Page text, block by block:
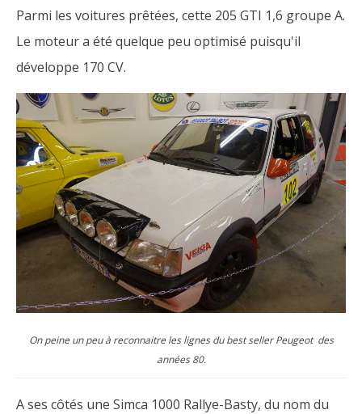
Parmi les voitures prêtées, cette 205 GTI 1,6 groupe A.
Le moteur a été quelque peu optimisé puisqu'il
développe 170 CV.
On peine un peu à reconnaitre les lignes du best seller Peugeot des
années 80.
A ses côtés une Simca 1000 Rallye-Basty, du nom du